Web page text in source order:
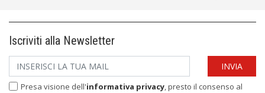
Iscriviti alla Newsletter
Presa visione dell'informativa privacy, presto il consenso al